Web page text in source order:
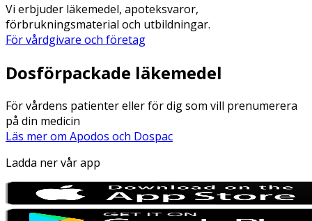
Vi erbjuder läkemedel, apoteksvaror,
förbrukningsmaterial och utbildningar.
För vårdgivare och företag
Dosförpackade läkemedel
För vårdens patienter eller för dig som vill prenumerera
på din medicin
Läs mer om Apodos och Dospac
Ladda ner vår app